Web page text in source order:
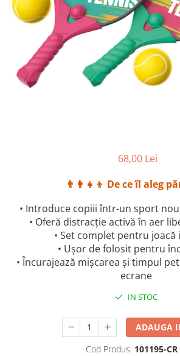
68,00 Lei
👨‍👩‍👧‍👦 De ce îl aleg
• Introduce copiii într-un sport
• Oferă distracție activă în aer
• Set complet pentru joacă
• Ușor de folosit pentru
• Încurajează mișcarea și timpul
ecrane
IN STOC
ADAUGA
Cod Produs: 101195-CR